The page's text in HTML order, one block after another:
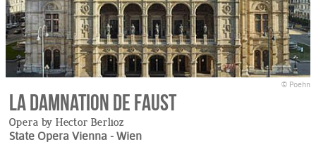
© Poehn
La Damnation de Faust
Opera by Hector Berlioz
State Opera Vienna - Wien